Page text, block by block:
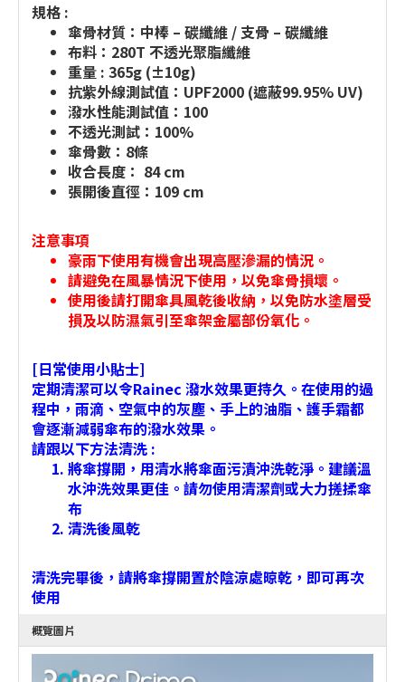
規格 :
傘骨材質：中棒 – 碳纖維 / 支骨 – 碳纖維
布料：280T 不透光聚脂纖維
重量 : 365g (±10g)
抗紫外線測試值：UPF2000 (遮蔽99.95% UV)
潑水性能測試值：100
不透光測試：100%
傘骨數：8條
收合長度： 84 cm
張開後直徑：109 cm
注意事項
豪雨下使用有機會出現高壓滲漏的情況。
請避免在風暴情況下使用，以免傘骨損壞。
使用後請打開傘具風乾後收納，以免防水塗層受
損及以防濕氣引至傘架金屬部份氧化。
[日常使用小貼士]
定期清潔可以令Rainec 潑水效果更持久。在使用的過
程中，雨滴、空氣中的灰塵、手上的油脂、護手霜都
會逐漸減弱傘布的潑水效果。
請跟以下方法清洗 :
將傘撐開，用清水將傘面污漬沖洗乾淨。建議溫
水沖洗效果更佳。請勿使用清潔劑或大力搓揉傘
布
清洗後風乾
清洗完畢後，請將傘撐開置於陰涼處晾乾，即可再次
使用
概覽圖片